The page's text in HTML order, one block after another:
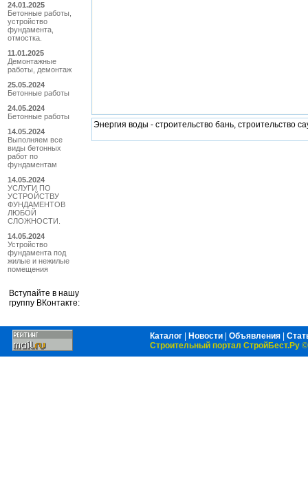
24.01.2025
Бетонные работы,
устройство
фундамента,
отмостка.
11.01.2025
Демонтажные
работы, демонтаж
25.05.2024
Бетонные работы
24.05.2024
Бетонные работы
14.05.2024
Выполняем все
виды бетонных
работ по
фундаментам
14.05.2024
УСЛУГИ ПО
УСТРОЙСТВУ
ФУНДАМЕНТОВ
ЛЮБОЙ
СЛОЖНОСТИ.
14.05.2024
Устройство
фундамента под
жилые и нежилые
помещения
Вступайте в нашу
группу ВКонтакте:
Энергия воды - строительство бань, строительство
Каталог Новости Объявления
Строительный портал СтройБест.Ру